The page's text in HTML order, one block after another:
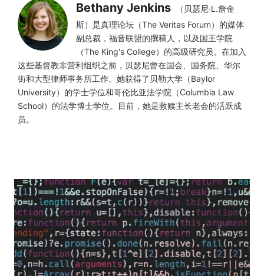
Bethany Jenkins
（贝瑟尼·L.詹金
斯）是真理论坛（The Veritas Forum）的媒体
副总裁，福音联盟的撰稿人，以及国王学院
（The King's College）的高级研究员。在加入
这些基督教非营利组织之前，贝瑟尼曾在国会、国务院、华尔
街和大型律师事务所工作。她获得了贝勒大学（Baylor
University）的学士学位和哥伦比亚法学院（Columbia Law
School）的法学博士学位。目前，她是救赎主长老会的活跃成
员。